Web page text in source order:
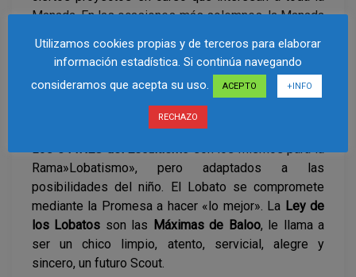
Manada. En las ocasiones más solemnes, la Manada
Esta clase de formación se realiza con ocasión de
una ceremonia, Promesa, entrega de estrellas,
investidura del Seisenero… o para resaltar la
importancia de una decisión o de un acontecimiento.
Los5 FINES del Escultismoson los mismos para la
Rama»Lobatismo», pero adaptados a las
posibilidades del niño. El Lobato se compromete
mediante la Promesa a hacer «lo mejor». La Ley de
los Lobatos son las Máximas de Baloo, le llama a
ser un chico limpio, atento, servicial, alegre y
sincero, un futuro Scout.
Utilizamos cookies propias y de terceros para elaborar
información estadística. Si continúa navegando
consideramos que acepta su uso.
ACEPTO +INFO
RECHAZO